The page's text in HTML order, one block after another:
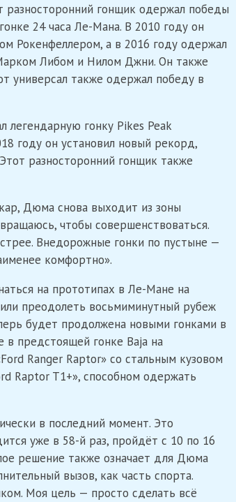
гонщик одержал победы
24 часа Ле-Мана. В 2010 году он
Рокенфеллером, а в 2016 году одержал
Либом и Нилом Джни. Он также
универсал также одержал победу в
легендарную гонку Pikes Peak
году он установил новый рекорд,
разносторонний гонщик также
Дюма снова выходит из зоны
чтобы совершенствоваться.
Внедорожные гонки по пустыне —
комфортно».
на прототипах в Ле-Мане на
преодолеть восьмиминутный рубеж
будет продолжена новыми гонками в
в предстоящей гонке Baja на
Ranger Raptor» со стальным кузовом
Raptor T1+», способном одержать
в последний момент. Это
уже в 58-й раз, пройдёт с 10 по 16
решение также означает для Дюма
вызов, как часть спорта.
Моя цель — просто сделать всё